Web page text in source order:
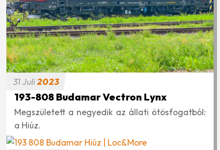
31 Juli2023
193-808 Budamar Vectron Lynx
Megszületett a negyedik az állati ötösfogatból:
a Hiúz.